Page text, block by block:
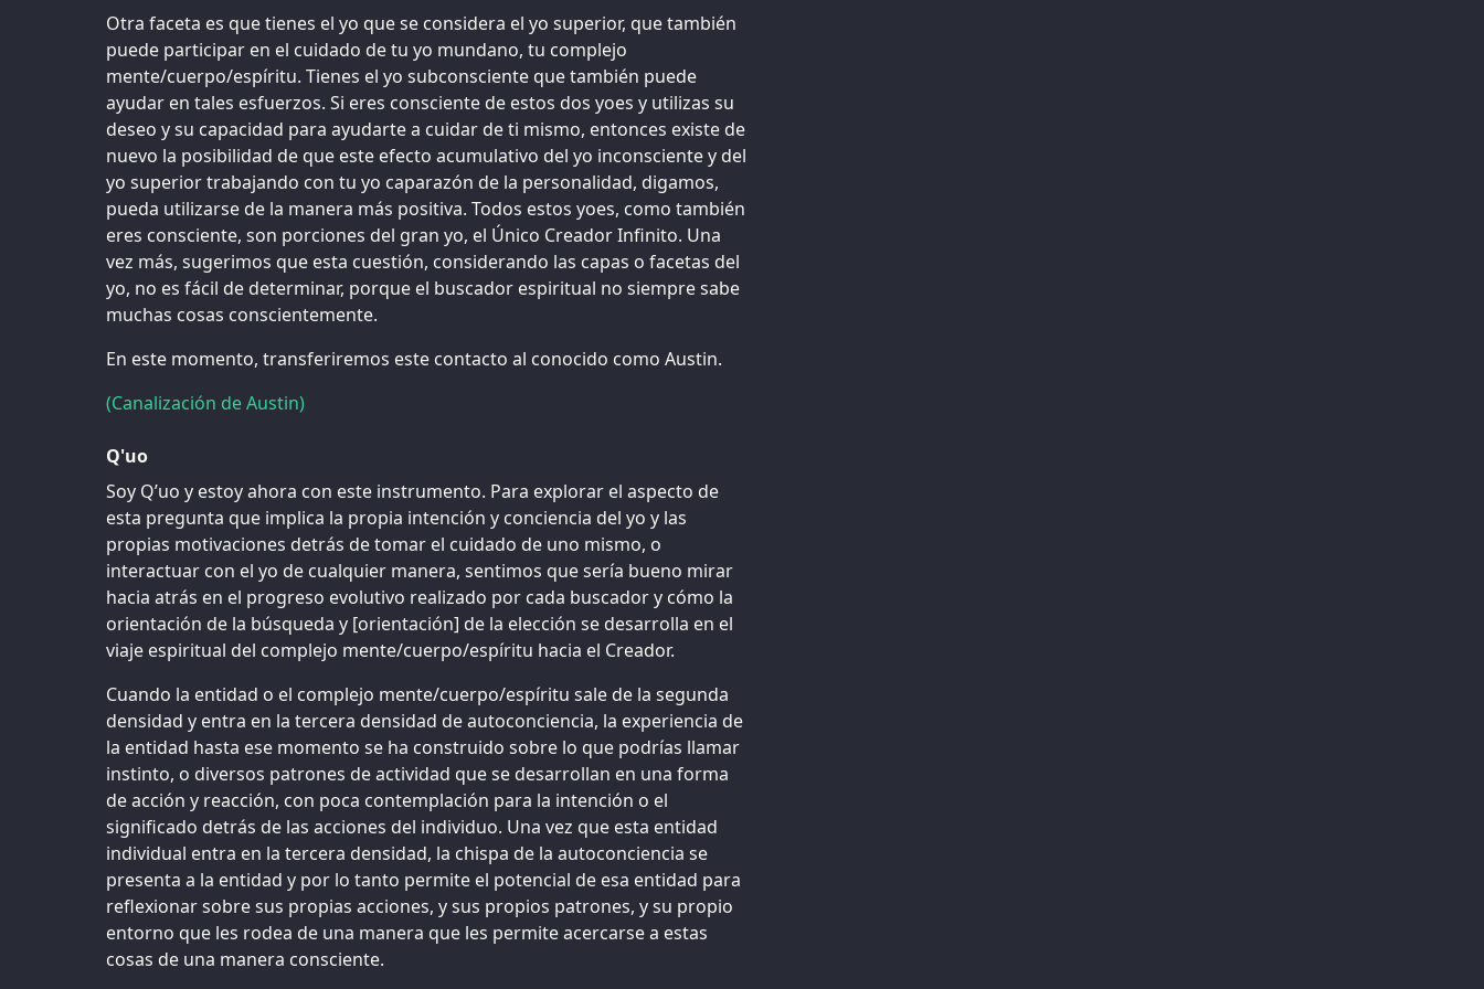
Otra faceta es que tienes el yo que se considera el yo superior, que también
puede participar en el cuidado de tu yo mundano, tu complejo
mente/cuerpo/espíritu. Tienes el yo subconsciente que también puede
ayudar en tales esfuerzos. Si eres consciente de estos dos yoes y utilizas su
deseo y su capacidad para ayudarte a cuidar de ti mismo, entonces existe de
nuevo la posibilidad de que este efecto acumulativo del yo inconsciente y del
yo superior trabajando con tu yo caparazón de la personalidad, digamos,
pueda utilizarse de la manera más positiva. Todos estos yoes, como también
eres consciente, son porciones del gran yo, el Único Creador Infinito. Una
vez más, sugerimos que esta cuestión, considerando las capas o facetas del
yo, no es fácil de determinar, porque el buscador espiritual no siempre sabe
muchas cosas conscientemente.
En este momento, transferiremos este contacto al conocido como Austin.
(Canalización de Austin)
Q'uo
Soy Q’uo y estoy ahora con este instrumento. Para explorar el aspecto de
esta pregunta que implica la propia intención y conciencia del yo y las
propias motivaciones detrás de tomar el cuidado de uno mismo, o
interactuar con el yo de cualquier manera, sentimos que sería bueno mirar
hacia atrás en el progreso evolutivo realizado por cada buscador y cómo la
orientación de la búsqueda y [orientación] de la elección se desarrolla en el
viaje espiritual del complejo mente/cuerpo/espíritu hacia el Creador.
Cuando la entidad o el complejo mente/cuerpo/espíritu sale de la segunda
densidad y entra en la tercera densidad de autoconciencia, la experiencia de
la entidad hasta ese momento se ha construido sobre lo que podrías llamar
instinto, o diversos patrones de actividad que se desarrollan en una forma
de acción y reacción, con poca contemplación para la intención o el
significado detrás de las acciones del individuo. Una vez que esta entidad
individual entra en la tercera densidad, la chispa de la autoconciencia se
presenta a la entidad y por lo tanto permite el potencial de esa entidad para
reflexionar sobre sus propias acciones, y sus propios patrones, y su propio
entorno que les rodea de una manera que les permite acercarse a estas
cosas de una manera consciente.